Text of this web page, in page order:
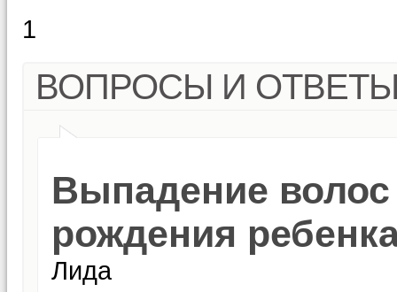
1
ВОПРОСЫ И
Выпадение
рождения
Лида